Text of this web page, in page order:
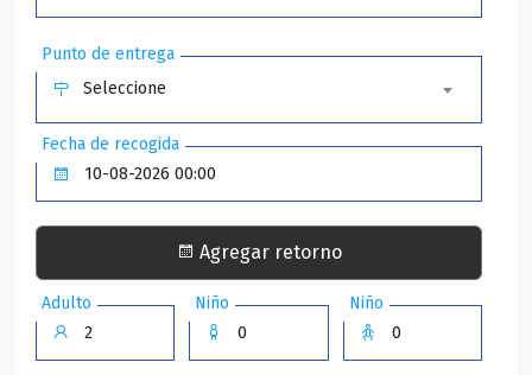
Punto de entrega
Seleccione
Fecha de recogida
Agregar retorno
Adulto Niño Niño